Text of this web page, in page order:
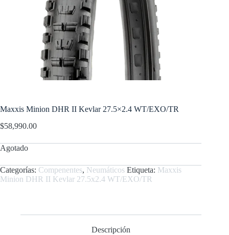
Maxxis Minion DHR II Kevlar 27.5×2.4 WT/EXO/TR
$58,990.00
Agotado
Categorías: Compenentes, Neumáticos Etiqueta: Maxxis
Minion DHR II Kevlar 27.5x2.4 WT/EXO/TR
Descripción